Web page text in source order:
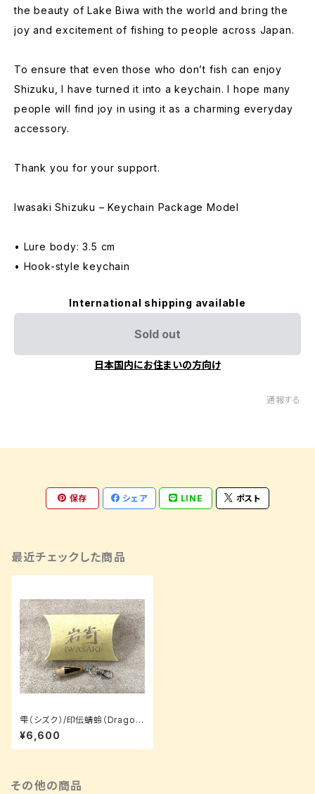
the beauty of Lake Biwa with the world and bring the
joy and excitement of fishing to people across Japan.
To ensure that even those who don’t fish can enjoy
Shizuku, I have turned it into a keychain. I hope many
people will find joy in using it as a charming everyday
accessory.
Thank you for your support.
Iwasaki Shizuku – Keychain Package Model
• Lure body: 3.5 cm
• Hook-style keychain
International shipping available
Sold out
日本国内にお住まいの方向け
通報する
保存 シェア LINE ポスト
最近チェックした商品
雫（シズク）/印伝蜻蛉（Dragon
fly）/3.5cm【キーホルダーパッ
ケージ】
¥6,600
その他の商品